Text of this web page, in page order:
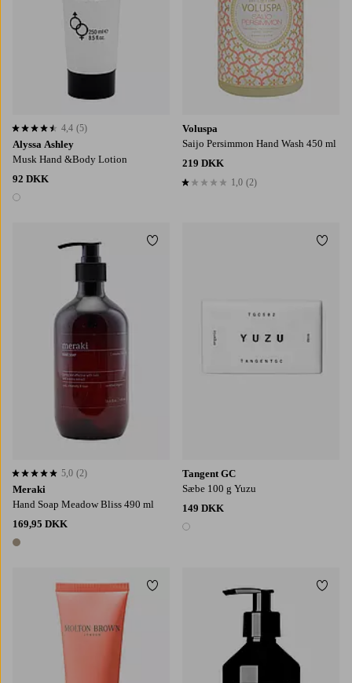
Alyssa Ashley
Musk Hand &Body Lotion
92 DKK
1 farve
4,4 baseret på 5 bedømmelser
4,4 (5)
Voluspa
Saijo Persimmon Hand Wash 450 ml
219 DKK
1,0 baseret på 2 bedømmelser
1,0 (2)
Meraki
Hand Soap Meadow Bliss 490 ml
169,95 DKK
1 farve
5,0 baseret på 2 bedømmelser
5,0 (2)
Tilføj til favoritter
Tangent GC
Sæbe 100 g Yuzu
149 DKK
1 farve
Tilføj til favoritter